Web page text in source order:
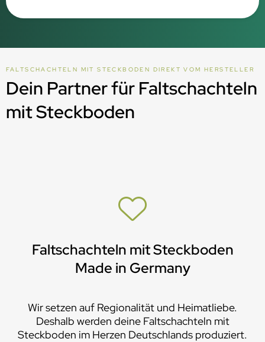
FALTSCHACHTELN MIT STECKBODEN DIREKT VOM HERSTELLER
Dein Partner für Faltschachteln
mit Steckboden
Faltschachteln mit Steckboden
Made in Germany
Wir setzen auf Regionalität und Heimatliebe.
Deshalb werden deine Faltschachteln mit
Steckboden im Herzen Deutschlands produziert.